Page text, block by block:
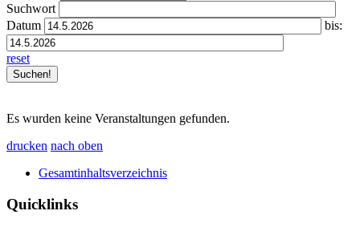
Suchwort
Datum
bis:
reset
Es wurden keine Veranstaltungen gefunden.
drucken nach oben
Gesamtinhaltsverzeichnis
Quicklinks